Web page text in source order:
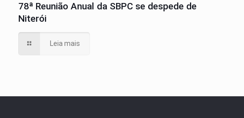
78ª Reunião Anual da SBPC se despede de
Niterói
Leia mais